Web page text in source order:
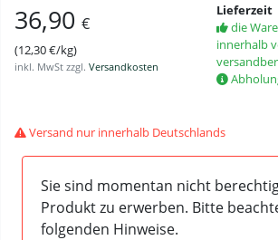
36,90 €
(12,30 €/kg)
inkl. MwSt zzgl. Versandkosten
Lieferzeit
die
innerhalb
Versand nur innerhalb Deutschlands
Sie sind momentan nicht
Produkt zu erwerben. Bitte
folgenden Hinweise.